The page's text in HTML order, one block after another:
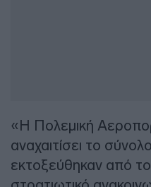
«Η Πολεμική
αναχαιτίσει το
εκτοξεύθηκαν από